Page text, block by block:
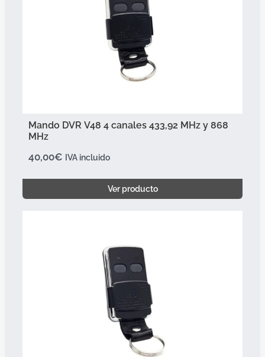
Mando DVR V48 4 canales 433,92 MHz y 868
MHz
40,00€ IVA incluido
Ver producto